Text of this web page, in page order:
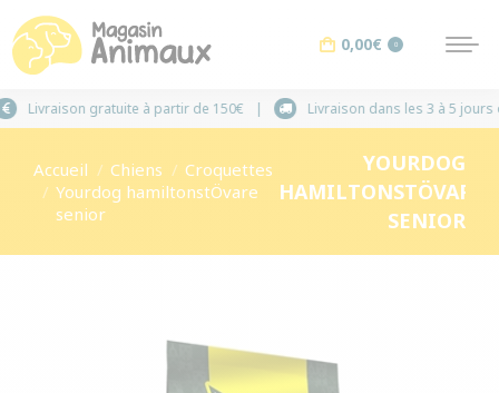
0,00€ 0
Livraison gratuite à partir de 150€ Livraison
Vous êtes ici :
Accueil Chiens
Croquettes
Yourdog hamiltonstÖvare
senior
YOURDOG
HAMILTONSTÖVARE
SENIOR